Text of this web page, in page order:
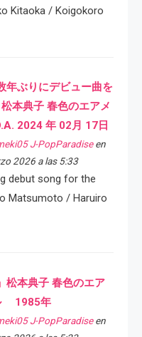
Kitaoka / Koigokoro
年ぶりにデビュー曲を
本典子 春色のエアメ
2024 年 02月 17日
J-PopParadiseen
2026 a las 5:33
debut song for the
Matsumoto / Haruiro
松本典子 春色のエア
1985年
J-PopParadiseen